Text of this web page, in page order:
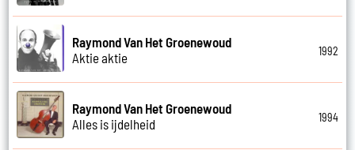
Raymond Van Het Groenewoud
Aktie aktie
1992
Raymond Van Het Groenewoud
Alles is ijdelheid
1994